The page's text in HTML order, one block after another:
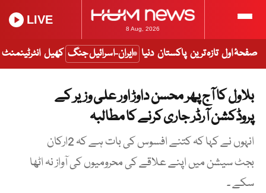
8 Aug, 2026
LIVE
صفحۂ اول تازہ ترین پاکستان دنیا ایران-اسرائیل جنگ کھیل انٹرٹینمنٹ
بلاول کا آج پھر محسن داوڑ اور علی وزیر کے
پروڈکشن آرڈر جاری کرنے کا مطالبہ
انہوں نے کہا کہ کتنے افسوس کی بات ہے کہ 2ارکان
بجٹ سیشن میں اپنے علاقے کی محرومیوں کی آواز نہ اٹھا
سکے ۔